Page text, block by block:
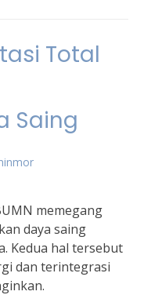
Total
Saing
memegang
daya saing
Kedua hal tersebut
dan terintegrasi